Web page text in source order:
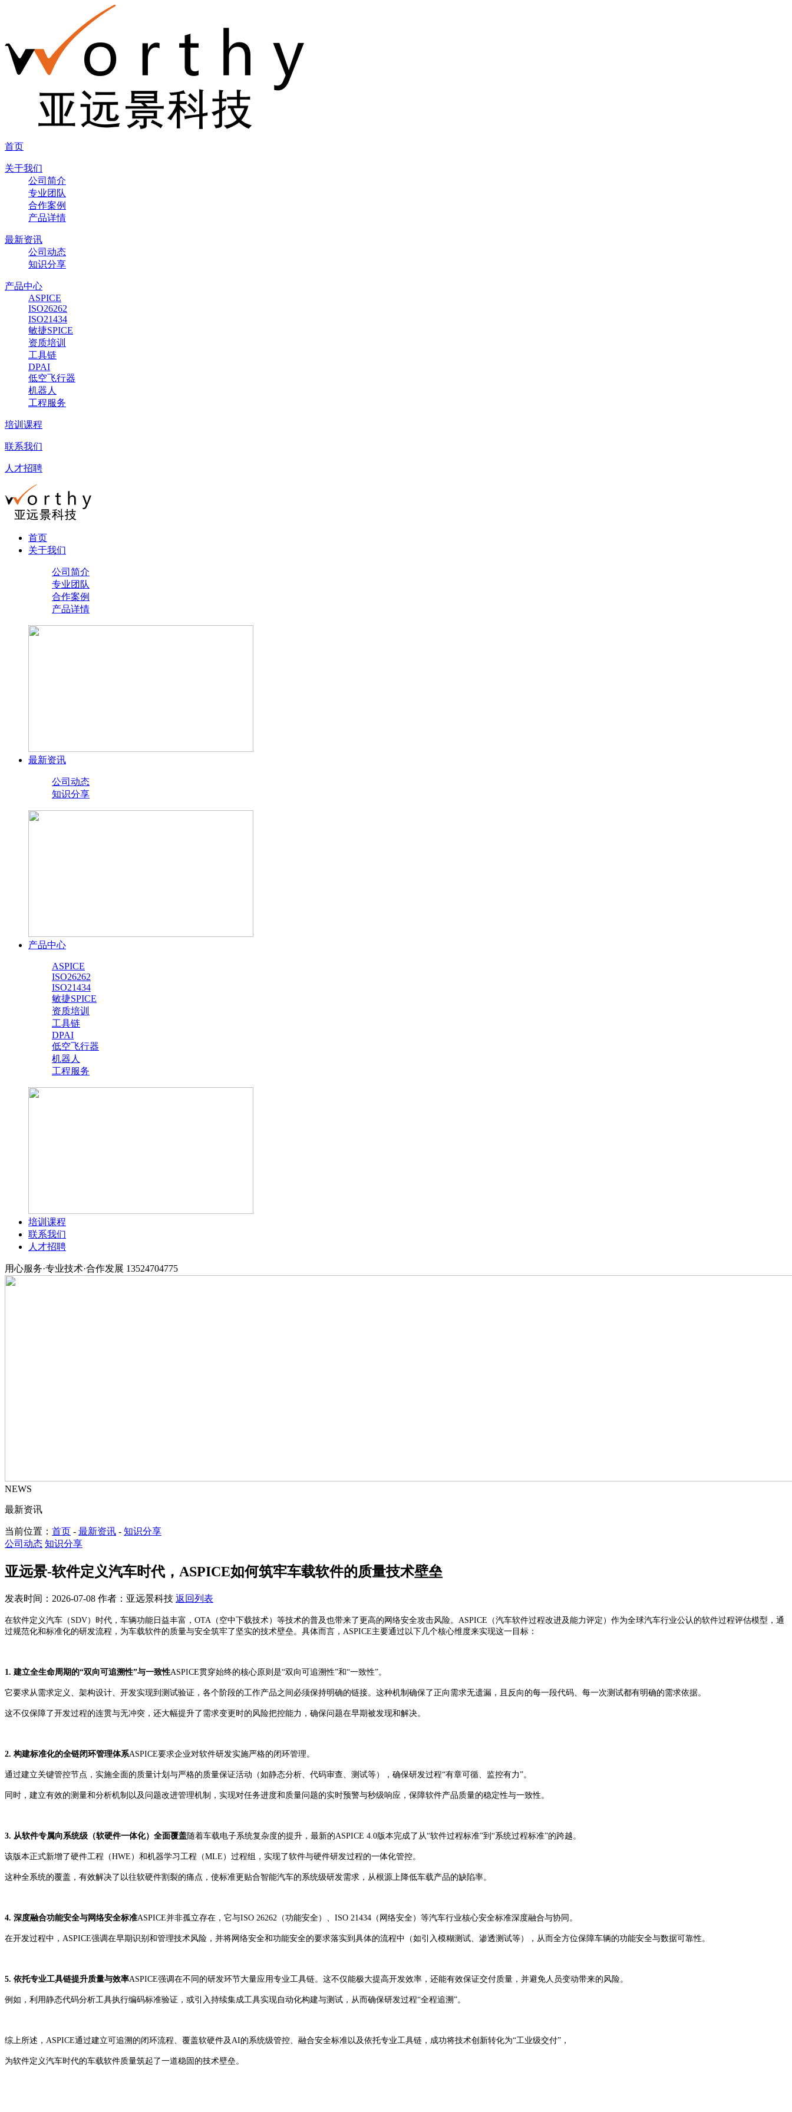
首页
关于我们
公司简介
专业团队
合作案例
产品详情
最新资讯
公司动态
知识分享
产品中心
ASPICE
ISO26262
ISO21434
敏捷SPICE
资质培训
工具链
DPAI
低空飞行器
机器人
工程服务
培训课程
联系我们
人才招聘
首页
关于我们
公司简介
专业团队
合作案例
产品详情
最新资讯
公司动态
知识分享
产品中心
ASPICE
ISO26262
ISO21434
敏捷SPICE
资质培训
工具链
DPAI
低空飞行器
机器人
工程服务
培训课程
联系我们
人才招聘
用心服务·专业技术·合作发展 13524704775
NEWS
最新资讯
当前位置： 首页 - 最新资讯 - 知识分享
公司动态 知识分享
亚远景-软件定义汽车时代，ASPICE如何筑牢车载软件的质量技术壁垒
发表时间：2026-07-08 作者：亚远景科技 返回列表
在软件定义汽车（SDV）时代，车辆功能日益丰富，OTA（空中下载技术）等技术的普及也带来了更高的网络安全攻击风险。ASPICE（汽车软件过程改进及能力评定）作为全球汽车行业公认的软件过程评估模型，通
过规范化和标准化的研发流程，为车载软件的质量与安全筑牢了坚实的技术壁垒。具体而言，ASPICE主要通过以下几个核心维度来实现这一目标：
1. 建立全生命周期的“双向可追溯性”与一致性ASPICE贯穿始终的核心原则是“双向可追溯性”和“一致性”。
它要求从需求定义、架构设计、开发实现到测试验证，各个阶段的工作产品之间必须保持明确的链接。这种机制确保了正向需求无遗漏，且反向的每一段代码、每一次测试都有明确的需求依据。
这不仅保障了开发过程的连贯与无冲突，还大幅提升了需求变更时的风险把控能力，确保问题在早期被发现和解决。
2. 构建标准化的全链闭环管理体系ASPICE要求企业对软件研发实施严格的闭环管理。
通过建立关键管控节点，实施全面的质量计划与严格的质量保证活动（如静态分析、代码审查、测试等），确保研发过程“有章可循、监控有力”。
同时，建立有效的测量和分析机制以及问题改进管理机制，实现对任务进度和质量问题的实时预警与秒级响应，保障软件产品质量的稳定性与一致性。
3. 从软件专属向系统级（软硬件一体化）全面覆盖随着车载电子系统复杂度的提升，最新的ASPICE 4.0版本完成了从“软件过程标准”到“系统过程标准”的跨越。
该版本正式新增了硬件工程（HWE）和机器学习工程（MLE）过程组，实现了软件与硬件研发过程的一体化管控。
这种全系统的覆盖，有效解决了以往软硬件割裂的痛点，使标准更贴合智能汽车的系统级研发需求，从根源上降低车载产品的缺陷率。
4. 深度融合功能安全与网络安全标准ASPICE并非孤立存在，它与ISO 26262（功能安全）、ISO 21434（网络安全）等汽车行业核心安全标准深度融合与协同。
在开发过程中，ASPICE强调在早期识别和管理技术风险，并将网络安全和功能安全的要求落实到具体的流程中（如引入模糊测试、渗透测试等），从而全方位保障车辆的功能安全与数据可靠性。
5. 依托专业工具链提升质量与效率ASPICE强调在不同的研发环节大量应用专业工具链。这不仅能极大提高开发效率，还能有效保证交付质量，并避免人员变动带来的风险。
例如，利用静态代码分析工具执行编码标准验证，或引入持续集成工具实现自动化构建与测试，从而确保研发过程“全程追溯”。
综上所述，ASPICE通过建立可追溯的闭环流程、覆盖软硬件及AI的系统级管控、融合安全标准以及依托专业工具链，成功将技术创新转化为“工业级交付”，
为软件定义汽车时代的车载软件质量筑起了一道稳固的技术壁垒。